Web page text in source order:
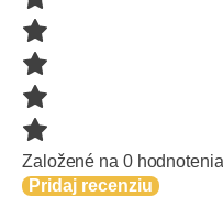
Založené na 0
Pridaj recenziu